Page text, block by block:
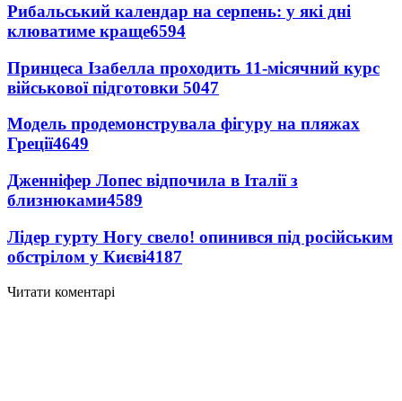
Рибальський календар на серпень: у які дні
клюватиме краще6594
Принцеса Ізабелла проходить 11-місячний курс
військової підготовки 5047
Модель продемонструвала фігуру на пляжах
Греції4649
Дженніфер Лопес відпочила в Італії з
близнюками4589
Лідер гурту Ногу свело! опинився під російським
обстрілом у Києві4187
Читати коментарі